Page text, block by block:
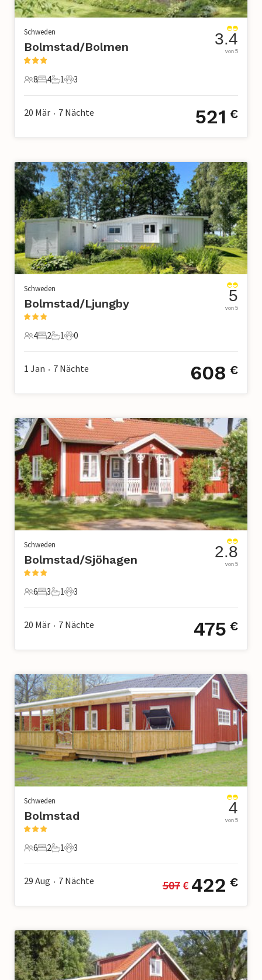
Schweden
Bolmstad/Bolmen
8 Gäste
8
4 Schlafzimmer
4
1 Badezimmer
1
3 Haustiere
3
3.4
von 5
20 Mär • 7 Nächte 521 €
Schweden
Bolmstad/Ljungby
4 Gäste
4
2 Schlafzimmer
2
1 Badezimmer
1
0 Haustiere
0
5
von 5
1 Jan • 7 Nächte 608 €
Schweden
Bolmstad/Sjöhagen
6 Gäste
6
3 Schlafzimmer
3
1 Badezimmer
1
3 Haustiere
3
2.8
von 5
20 Mär • 7 Nächte 475 €
Schweden
Bolmstad
6 Gäste
6
2 Schlafzimmer
2
1 Badezimmer
1
3 Haustiere
3
4
von 5
29 Aug • 7 Nächte 507 € 422 €